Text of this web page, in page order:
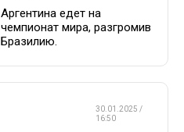
Аргентина едет на
чемпионат мира, разгромив
Бразилию.
30.01.2025 /
16:50